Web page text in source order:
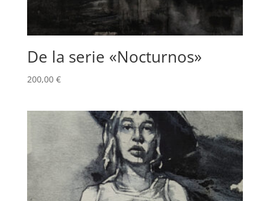
De la serie «Nocturnos»
200,00 €